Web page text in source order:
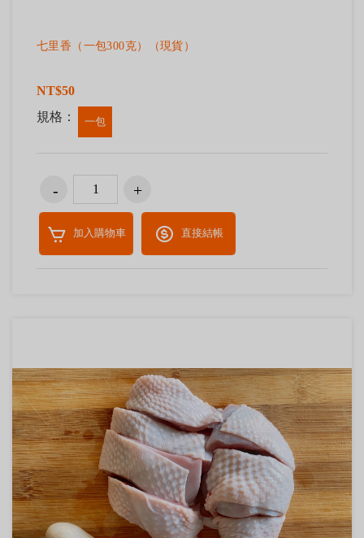
七里香（一包300克）（現貨）
NT$50
規格：
一包
加入購物車 直接結帳